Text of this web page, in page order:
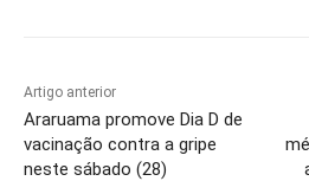
Artigo anterior
Araruama promove Dia D de
vacinação contra a gripe
neste sábado (28)